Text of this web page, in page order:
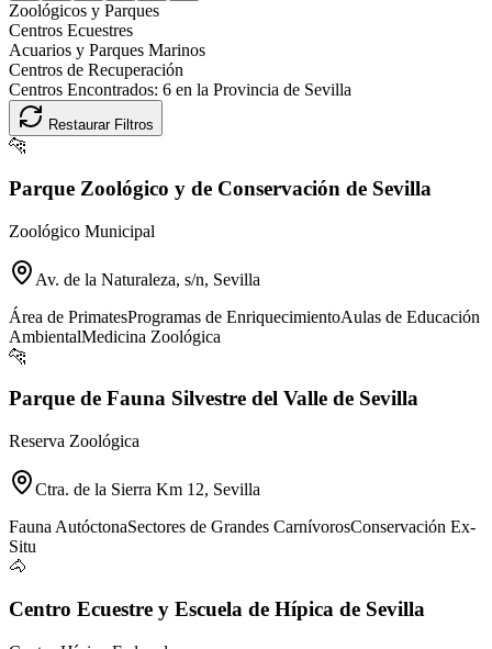
Zoológicos y Parques
Centros Ecuestres
Acuarios y Parques Marinos
Centros de Recuperación
Centros Encontrados: 6 en la Provincia de Sevilla
Restaurar Filtros
🐆
Parque Zoológico y de Conservación de Sevilla
Zoológico Municipal
Av. de la Naturaleza, s/n, Sevilla
Área de PrimatesProgramas de EnriquecimientoAulas de Educación
AmbientalMedicina Zoológica
🐆
Parque de Fauna Silvestre del Valle de Sevilla
Reserva Zoológica
Ctra. de la Sierra Km 12, Sevilla
Fauna AutóctonaSectores de Grandes CarnívorosConservación Ex-
Situ
🐴
Centro Ecuestre y Escuela de Hípica de Sevilla